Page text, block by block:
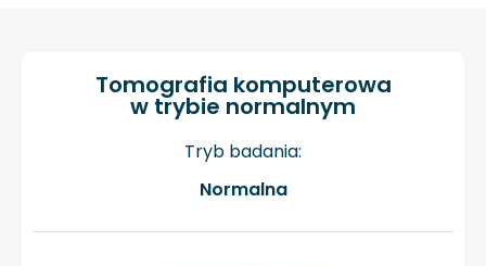
Tomografia komputerowa
w trybie normalnym
Tryb badania:
Normalna